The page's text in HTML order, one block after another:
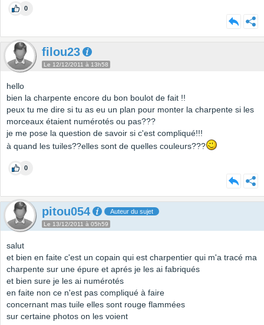
0
filou23
Le 12/12/2011 à 13h58
hello
bien la charpente encore du bon boulot de fait !!
peux tu me dire si tu as eu un plan pour monter la charpente si les
morceaux étaient numérotés ou pas???
je me pose la question de savoir si c'est compliqué!!!
à quand les tuiles??elles sont de quelles couleurs???
0
pitou054 Auteur du sujet
Le 13/12/2011 à 05h59
salut
et bien en faite c'est un copain qui est charpentier qui m'a tracé ma
charpente sur une épure et aprés je les ai fabriqués
et bien sure je les ai numérotés
en faite non ce n'est pas compliqué à faire
concernant mas tuile elles sont rouge flammées
sur certaine photos on les voient